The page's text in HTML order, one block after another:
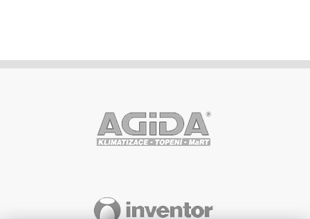
Vložením hodnocení souhlasíte spodmínkami ochrany